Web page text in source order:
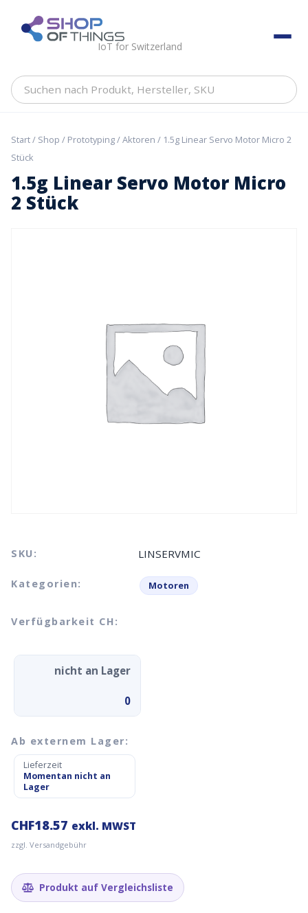
content ShopOfThings
IoT for Switzerland
Suchen
Hersteller,
Start/ Shop / Prototyping/Aktoren / 1.5g Linear Servo Motor Micro 2
Stück
1.5g Linear Servo Motor Micro
2 Stück
SKU: LINSERVMIC
Kategorien: Motoren
Verfügbarkeit CH:
nicht an Lager
0
Ab externem Lager:
Lieferzeit
Momentan nicht an
Lager
CHF18.57 exkl. MWST
zzgl. Versandgebühr
Produkt auf Vergleichsliste